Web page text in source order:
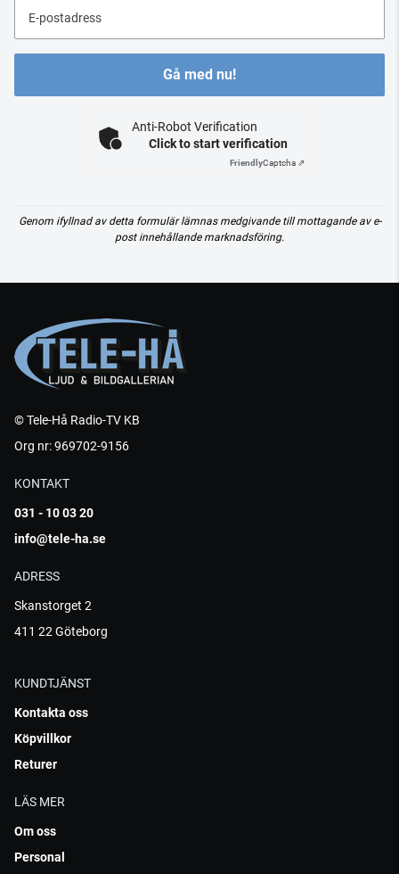
E-postadress
Gå med nu!
Anti-Robot Verification
Click to start verification
FriendlyCaptcha ⇗
Genom ifyllnad av detta formulär lämnas medgivande till mottagande av e-
post innehållande marknadsföring.
© Tele-Hå Radio-TV KB
Org nr: 969702-9156
KONTAKT
031 - 10 03 20
info@tele-ha.se
ADRESS
Skanstorget 2
411 22 Göteborg
KUNDTJÄNST
Kontakta oss
Köpvillkor
Returer
LÄS MER
Om oss
Personal